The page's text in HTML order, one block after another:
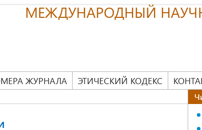
МЕЖДУНАРОДНЫЙ
ЖУРНАЛА ЭТИЧЕСКИЙ КОДЕКС